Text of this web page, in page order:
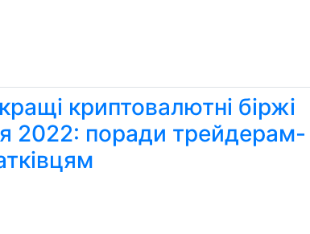
криптовалютні біржі
2022: поради трейдерам-